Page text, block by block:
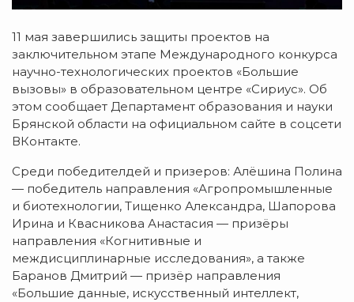
11 мая завершились защиты проектов на
заключительном этапе Международного конкурса
научно-технологических проектов «Большие
вызовы» в образовательном центре «Сириус». Об
этом сообщает Департамент образования и науки
Брянской области на официальном сайте в соцсети
ВКонтакте.
Среди победителдей и призеров: Алёшина Полина
— победитель направления «Агропромышленные
и биотехнологии, Тищенко Александра, Шапорова
Ирина и Квасникова Анастасия — призёры
направления «Когнитивные и
междисциплинарные исследования», а также
Баранов Дмитрий — призёр направления
«Большие данные, искусственный интеллект,